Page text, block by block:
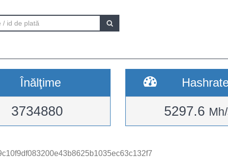
Înălţime
3734880 5297.6